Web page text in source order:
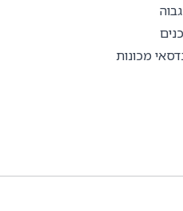
מכונות